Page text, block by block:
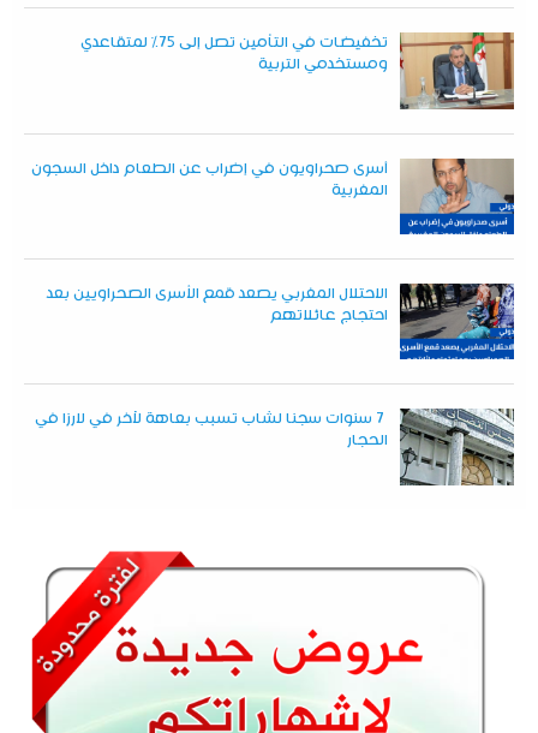
تخفيضات في التأمين تصل إلى 75% لمتقاعدي
ومستخدمي التربية
أسرى صحراويون في إضراب عن الطعام داخل السجون
المغربية
الاحتلال المغربي يصعد قمع الأسرى الصحراويين بعد
احتجاج عائلاتهم
7 سنوات سجنا لشاب تسبب بعاهة لآخر في لارزا في
الحجار